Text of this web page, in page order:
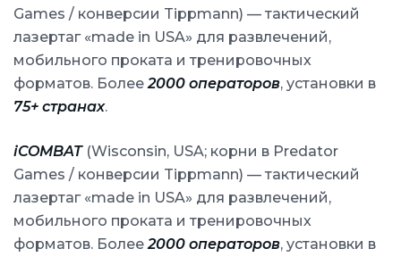
Games / конверсии Tippmann) — тактический
лазертаг «made in USA» для развлечений,
мобильного проката и тренировочных
форматов. Более 2000 операторов, установки в
75+ странах.
iCOMBAT(Wisconsin, USA; корни в Predator
Games / конверсии Tippmann) — тактический
лазертаг «made in USA» для развлечений,
мобильного проката и тренировочных
форматов. Более 2000 операторов, установки в